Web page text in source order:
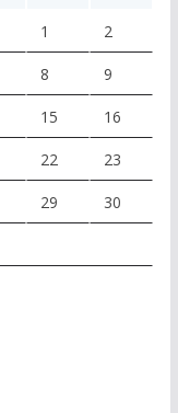
1 2
8 9
15 16
22 23
29 30